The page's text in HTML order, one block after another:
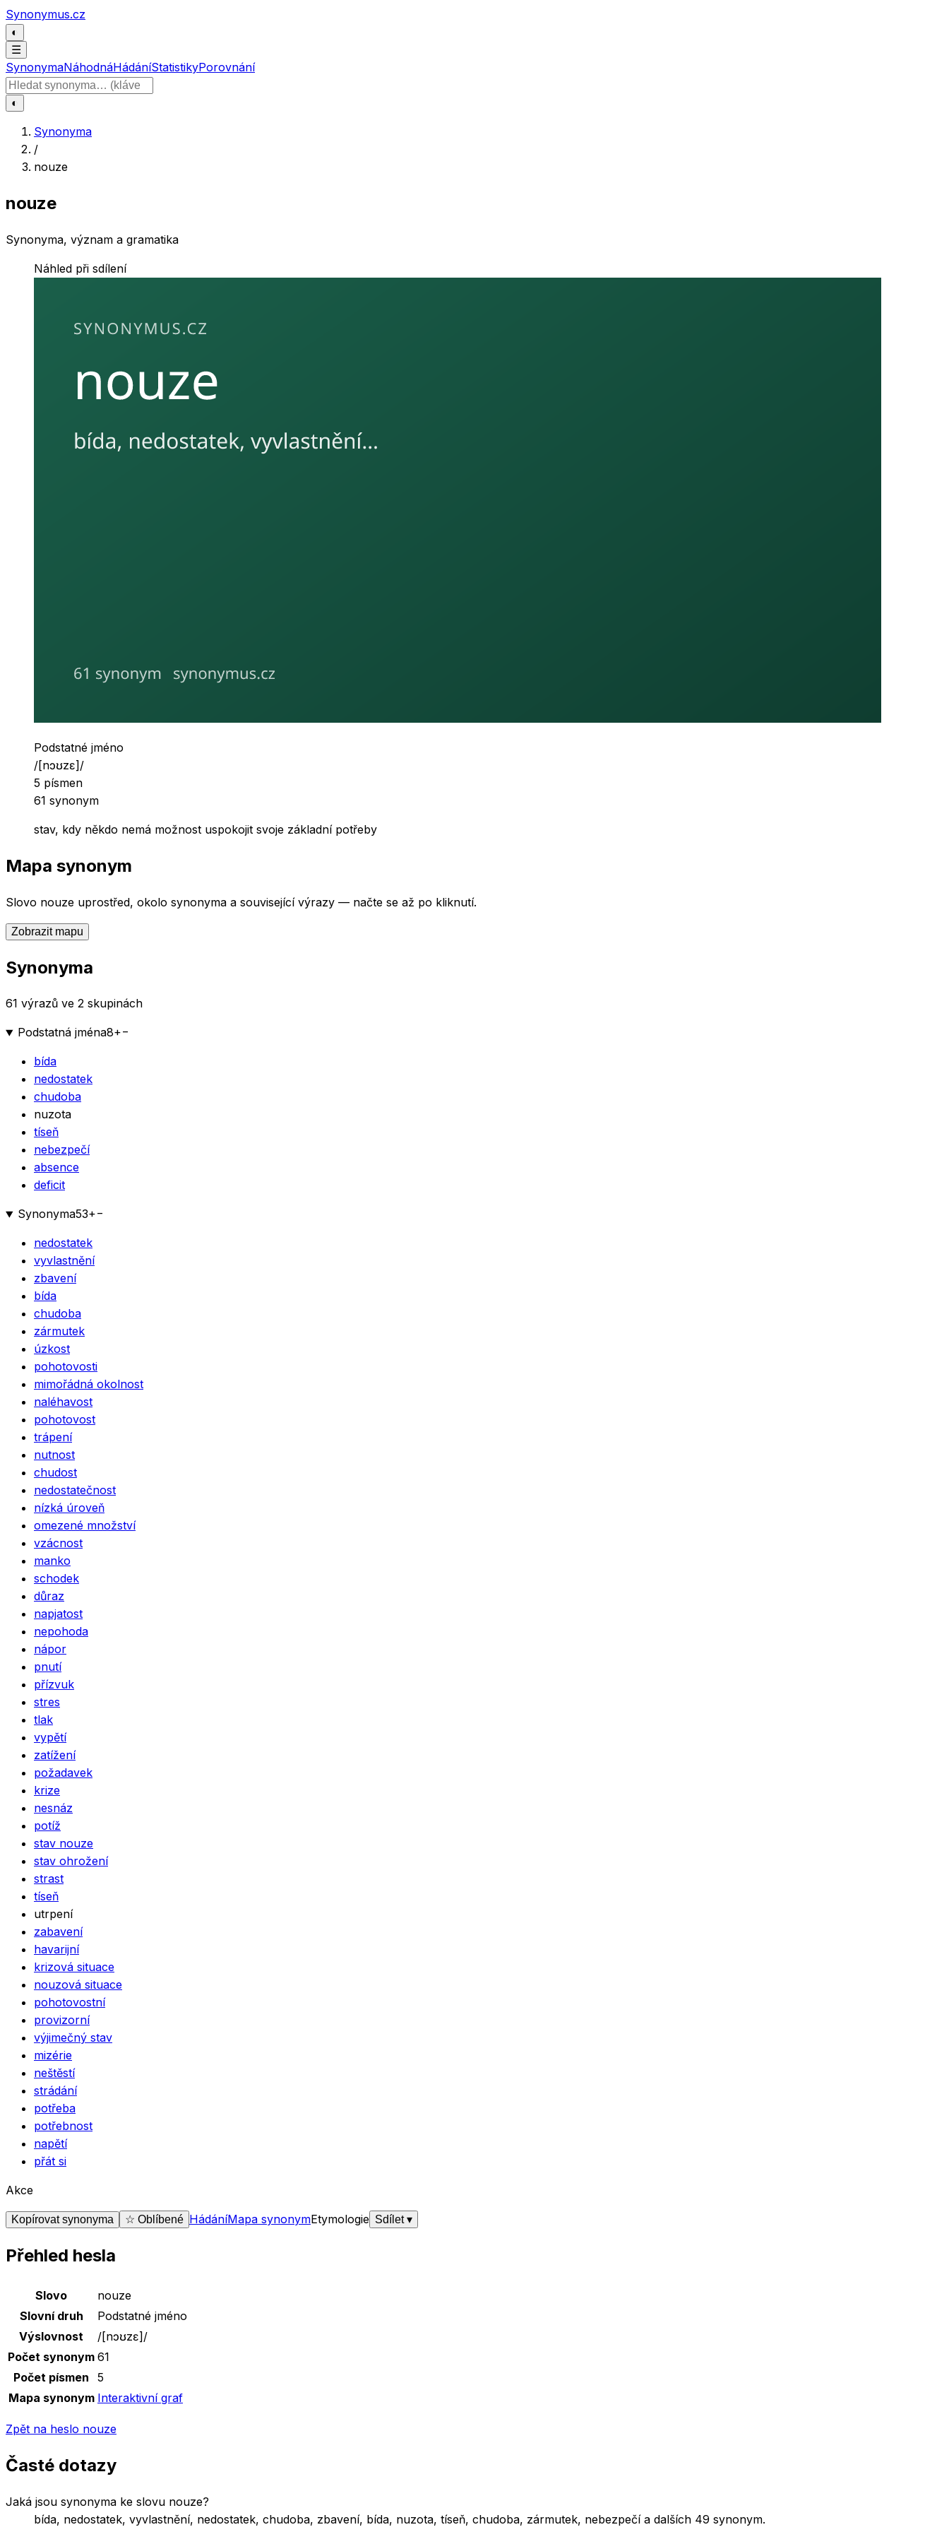
Přeskočit na obsah
Synonymus.cz
◐
☰
SynonymaNáhodnáHádáníStatistikyPorovnání
Hledat slovo
◐
Synonyma
/
nouze
nouze
Synonyma, význam a gramatika
Náhled při sdílení
Slovní druh
Podstatné jméno
Výslovnost
/[nɔʊzɛ]/
Počet písmen
5 písmen
Počet synonym
61 synonym
stav, kdy někdo nemá možnost uspokojit svoje základní potřeby
Mapa synonym
Slovo nouze uprostřed, okolo synonyma a související výrazy — načte se až po kliknutí.
Zobrazit mapu
Synonyma
61 výrazů ve 2 skupinách
Podstatná jména8+−
bída
nedostatek
chudoba
nuzota
tíseň
nebezpečí
absence
deficit
Synonyma53+−
nedostatek
vyvlastnění
zbavení
bída
chudoba
zármutek
úzkost
pohotovosti
mimořádná okolnost
naléhavost
pohotovost
trápení
nutnost
chudost
nedostatečnost
nízká úroveň
omezené množství
vzácnost
manko
schodek
důraz
napjatost
nepohoda
nápor
pnutí
přízvuk
stres
tlak
vypětí
zatížení
požadavek
krize
nesnáz
potíž
stav nouze
stav ohrožení
strast
tíseň
utrpení
zabavení
havarijní
krizová situace
nouzová situace
pohotovostní
provizorní
výjimečný stav
mizérie
neštěstí
strádání
potřeba
potřebnost
napětí
přát si
Akce
Kopírovat synonyma ☆ Oblíbené HádáníMapa synonymEtymologie Sdílet▾
Přehled hesla
Základní údaje o slověnouze
Slovo
nouze
Slovní druh
Podstatné jméno
Výslovnost
/[nɔʊzɛ] /
Počet synonym 61
Počet písmen
5
Mapa synonym Interaktivní graf
Zpět na heslo nouze
Časté dotazy
Jaká jsou synonyma ke slovu nouze?
bída, nedostatek, vyvlastnění, nedostatek, chudoba, zbavení, bída, nuzota, tíseň, chudoba, zármutek, nebezpečí a dalších 49 synonym.